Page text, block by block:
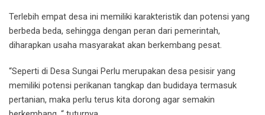
Terlebih empat desa ini memiliki karakteristik dan potensi yang
berbeda beda, sehingga dengan peran dari pemerintah,
diharapkan usaha masyarakat akan berkembang pesat.
“Seperti di Desa Sungai Perlu merupakan desa pesisir yang
memiliki potensi perikanan tangkap dan budidaya termasuk
pertanian, maka perlu terus kita dorong agar semakin